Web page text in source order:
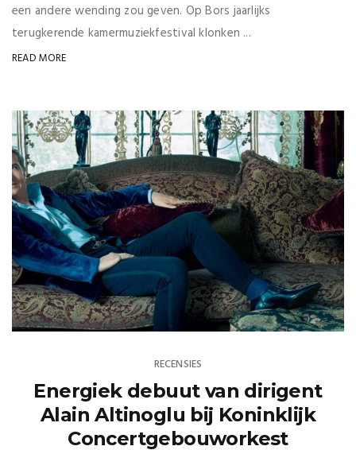
een andere wending zou geven. Op Bors jaarlijks
terugkerende kamermuziekfestival klonken ...
READ MORE
RECENSIES
Energiek debuut van dirigent
Alain Altinoglu bij Koninklijk
Concertgebouworkest